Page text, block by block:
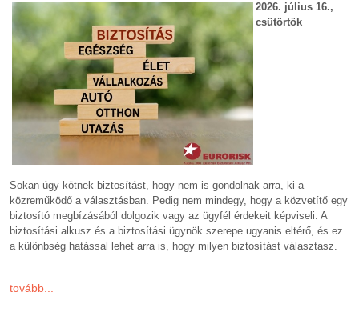
2026. július 16.,
csütörtök
Sokan úgy kötnek biztosítást, hogy nem is gondolnak arra, ki a
közreműködő a választásban. Pedig nem mindegy, hogy a közvetítő egy
biztosító megbízásából dolgozik vagy az ügyfél érdekeit képviseli. A
biztosítási alkusz és a biztosítási ügynök szerepe ugyanis eltérő, és ez
a különbség hatással lehet arra is, hogy milyen biztosítást választasz.
tovább...